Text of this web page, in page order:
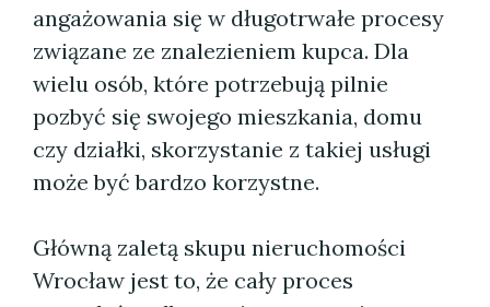
angażowania się w długotrwałe procesy
związane ze znalezieniem kupca. Dla
wielu osób, które potrzebują pilnie
pozbyć się swojego mieszkania, domu
czy działki, skorzystanie z takiej usługi
może być bardzo korzystne.
Główną zaletą skupu nieruchomości
Wrocław jest to, że cały proces